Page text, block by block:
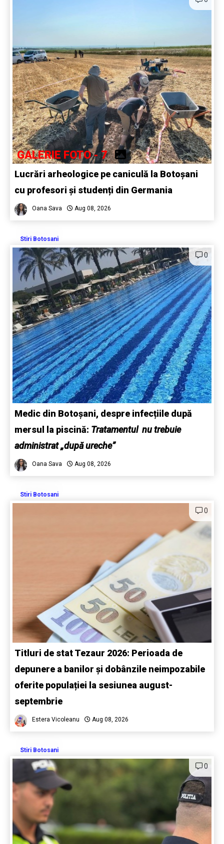
GALERIE FOTO - 7
Lucrări arheologice pe caniculă la Botoșani
cu profesori și studenți din Germania
Oana Sava Aug 08, 2026
Stiri Botosani
0
Medic din Botoșani, despre infecțiile după
mersul la piscină: Tratamentul nu trebuie
administrat „după ureche”
Oana Sava Aug 08, 2026
Stiri Botosani
0
Titluri de stat Tezaur 2026: Perioada de
depunere a banilor și dobânzile neimpozabile
oferite populației la sesiunea august-
septembrie
Estera Vicoleanu Aug 08, 2026
Stiri Botosani
0